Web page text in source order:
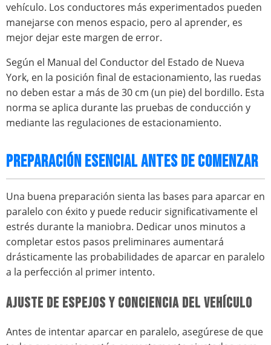
vehículo. Los conductores más experimentados pueden
manejarse con menos espacio, pero al aprender, es
mejor dejar este margen de error.
Según el Manual del Conductor del Estado de Nueva
York, en la posición final de estacionamiento, las ruedas
no deben estar a más de 30 cm (un pie) del bordillo. Esta
norma se aplica durante las pruebas de conducción y
mediante las regulaciones de estacionamiento.
PREPARACIÓN ESENCIAL ANTES DE COMENZAR
Una buena preparación sienta las bases para aparcar en
paralelo con éxito y puede reducir significativamente el
estrés durante la maniobra. Dedicar unos minutos a
completar estos pasos preliminares aumentará
drásticamente las probabilidades de aparcar en paralelo
a la perfección al primer intento.
AJUSTE DE ESPEJOS Y CONCIENCIA DEL VEHÍCULO
Antes de intentar aparcar en paralelo, asegúrese de que